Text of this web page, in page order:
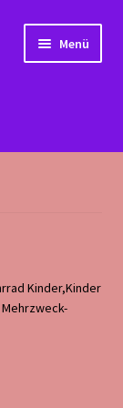
Menü
Kinder,Kinder